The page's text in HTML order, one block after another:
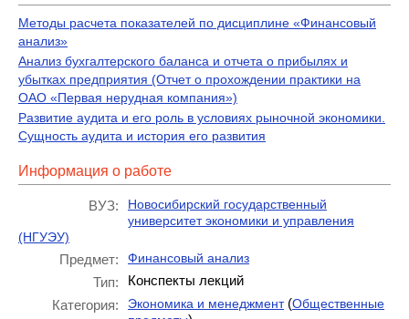
Методы расчета показателей по дисциплине «Финансовый
анализ»
Анализ бухгалтерского баланса и отчета о прибылях и
убытках предприятия (Отчет о прохождении практики на
ОАО «Первая нерудная компания»)
Развитие аудита и его роль в условиях рыночной экономики.
Сущность аудита и история его развития
Информация о работе
ВУЗ:
Новосибирский государственный
университет экономики и управления
(НГУЭУ)
Предмет: Финансовый анализ
Тип:
Конспекты лекций
Категория:
Экономика и менеджмент(Общественные